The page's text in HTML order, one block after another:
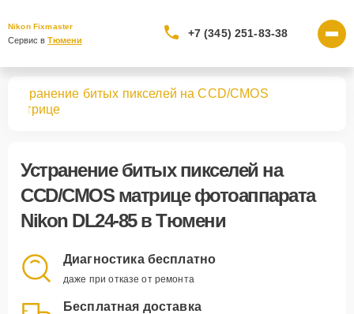
Nikon Fixmaster
Сервис в Тюмени
+7 (345) 251-83-38
Устранение битых пикселей на CCD/CMOS
матрице
Устранение битых пикселей на
CCD/CMOS матрице фотоаппарата
Nikon DL24-85 в Тюмени
Диагностика бесплатно
даже при отказе от ремонта
Бесплатная доставка